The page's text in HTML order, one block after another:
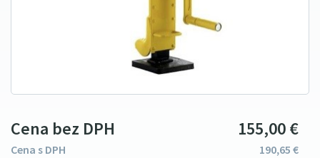
Cena bez DPH 155 00€
Cena s DPH 190 65€